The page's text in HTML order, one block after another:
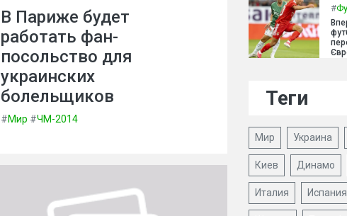
В Париже будет
работать фан-
посольство для
украинских
болельщиков
#Мир #ЧМ-2014
#
Теги
Мир Украина
Киев Динамо
Италия Испания